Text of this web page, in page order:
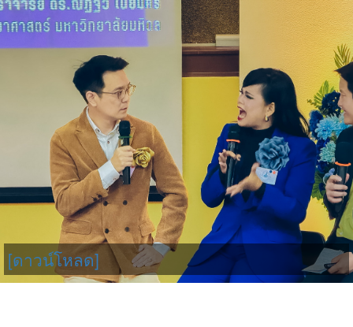
[ดาวน์โหลด]